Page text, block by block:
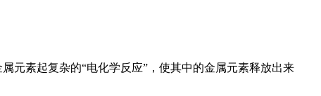
元素起复杂的“电化学反应”，使其中的金属元素释放出来